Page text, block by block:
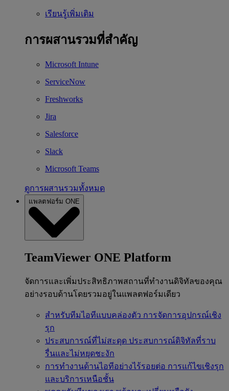
เรียนรู้เพิ่มเติม
การผสานรวมที่สำคัญ
Microsoft Intune
ServiceNow
Freshworks
Jira
Salesforce
Slack
Microsoft Teams
ดูการผสานรวมทั้งหมด
แพลตฟอร์ม ONE
TeamViewer ONE Platform
จัดการและเพิ่มประสิทธิภาพสถานที่ทำงานดิจิทัลของคุณ
อย่างรอบด้านโดยรวมอยู่ในแพลตฟอร์มเดียว
สำหรับทีมไอทีแบบคล่องตัว การจัดการอุปกรณ์เชิง
รุก
ประสบการณ์ที่ไม่สะดุด ประสบการณ์ดิจิทัลที่ราบ
รื่นและไม่หยุดชะงัก
การทำงานด้านไอทีอย่างไร้รอยต่อ การแก้ไขเชิงรุก
และบริการเหนือชั้น